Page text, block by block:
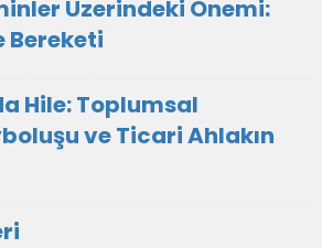
Üzerindeki Önemi:
Bereketi
Hile: Toplumsal
ve Ticari Ahlakın